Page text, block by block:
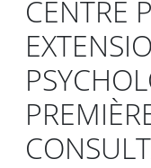
CENTRE